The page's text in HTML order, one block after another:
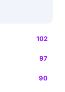
102
97
90